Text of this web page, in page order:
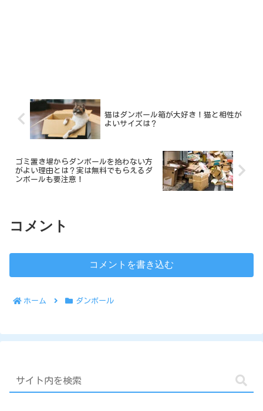
猫はダンボール箱が大好き！猫と相性が
よいサイズは？
ゴミ置き場からダンボールを拾わない方
がよい理由とは？実は無料でもらえるダ
ンボールも要注意！
コメント
コメントを書き込む
ホーム ダンボール